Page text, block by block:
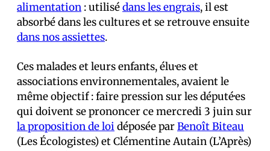
alimentation : utilisédans les engrais, il est
absorbé dans les cultures et se retrouve ensuite
dans nos assiettes.
Ces malades et leurs enfants, élu·es et
associations environnementales, avaient le
même objectif : faire pression sur les député·es
qui doivent se prononcer ce mercredi 3 juin sur
la proposition de loi déposée parBenoît Biteau
(Les Écologistes) et Clémentine Autain (L’Après)